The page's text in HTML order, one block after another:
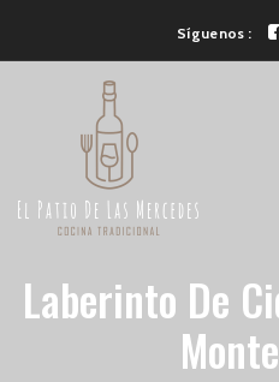
Síguenos :
Laberinto De